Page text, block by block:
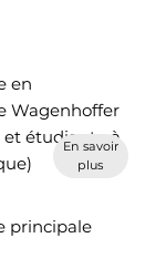
en
Wagenhoffer
et étudiante à
En savoir
plus
principale